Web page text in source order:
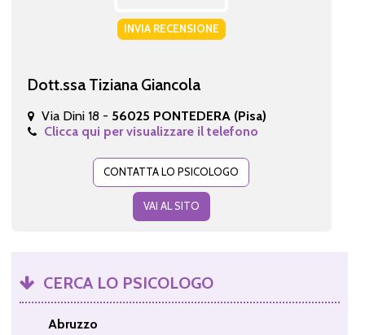
INVIA RECENSIONE
Dott.ssa Tiziana Giancola
Via Dini 18 - 56025 PONTEDERA (Pisa)
Clicca qui per visualizzare il telefono
CONTATTA LO PSICOLOGO
VAI AL SITO
CERCA LO PSICOLOGO
Abruzzo